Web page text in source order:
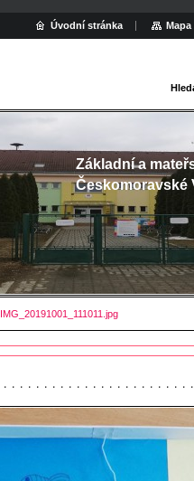
Základní a
Českomoravské
IMG_20191001_111011.jpg
Úvodní stránka